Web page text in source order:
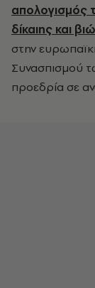
απολογισμός
δίκαιης και
στην
Συνασπισμού
προεδρία σε